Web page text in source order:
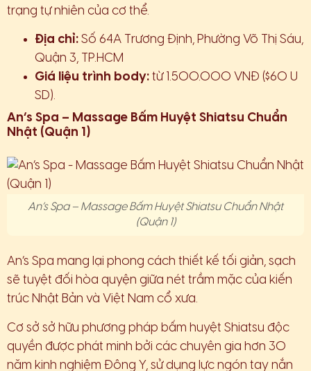
trạng tự nhiên của cơ thể.
Địa chỉ: Số 64A Trương Định, Phường Võ Thị Sáu,
Quận 3, TP.HCM
Giá liệu trình body: từ 1.500.000 VNĐ ($60 U
SD).
An’s Spa – Massage Bấm Huyệt Shiatsu Chuẩn
Nhật (Quận 1)
An’s Spa – Massage Bấm Huyệt Shiatsu Chuẩn Nhật
(Quận 1)
An’s Spa mang lại phong cách thiết kế tối giản, sạch
sẽ tuyệt đối hòa quyện giữa nét trầm mặc của kiến
trúc Nhật Bản và Việt Nam cổ xưa.
Cơ sở sở hữu phương pháp bấm huyệt Shiatsu độc
quyền được phát minh bởi các chuyên gia hơn 30
năm kinh nghiệm Đông Y, sử dụng lực ngón tay nắn